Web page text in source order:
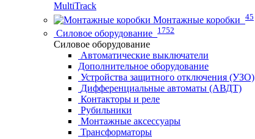
MultiTrack
Монтажные коробки 45
Силовое оборудование 1752
Силовое оборудование
Автоматические выключатели
Дополнительное оборудование
Устройства защитного отключения (УЗО)
Дифференциальные автоматы (АВДТ)
Контакторы и реле
Рубильники
Монтажные аксессуары
Трансформаторы